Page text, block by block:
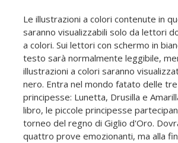
Le illustrazioni a colori contenute in
saranno visualizzabili solo da lettori
a colori. Sui lettori con schermo in
testo sarà normalmente leggibile,
illustrazioni a colori saranno
nero. Entra nel mondo fatato delle
principesse: Lunetta, Drusilla e
libro, le piccole principesse
torneo del regno di Giglio d'Oro.
quattro prove emozionanti, ma alla